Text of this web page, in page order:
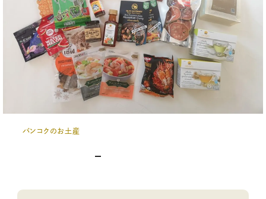
バンコクのお土産